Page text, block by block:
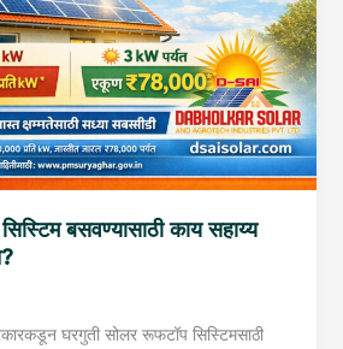
बसवण्यासाठी काय सहाय्य
घरगुती सोलर रूफटॉप सिस्टिमसाठी